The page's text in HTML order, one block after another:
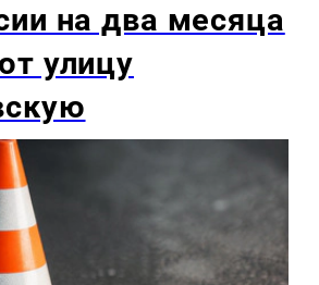
на два месяца
улицу